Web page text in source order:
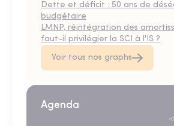
Dette et déficit : 50 ans de
budgétaire
LMNP, réintégration des
faut-il privilégier la SCI à l'IS ?
Voir tous nos graphs
Agenda